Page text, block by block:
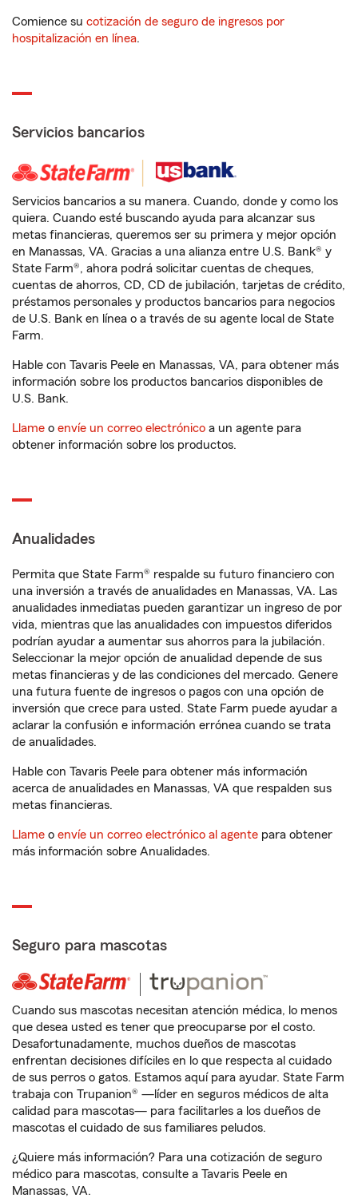
Comience su cotización de seguro de ingresos por
hospitalización en línea.
Servicios bancarios
Servicios bancarios a su manera. Cuando, donde y como los
quiera. Cuando esté buscando ayuda para alcanzar sus
metas financieras, queremos ser su primera y mejor opción
en Manassas, VA. Gracias a una alianza entre U.S. Bank® y
State Farm®, ahora podrá solicitar cuentas de cheques,
cuentas de ahorros, CD, CD de jubilación, tarjetas de crédito,
préstamos personales y productos bancarios para negocios
de U.S. Bank en línea o a través de su agente local de State
Farm.
Hable con Tavaris Peele en Manassas, VA, para obtener más
información sobre los productos bancarios disponibles de
U.S. Bank.
Llame o envíe un correo electrónico a un agente para
obtener información sobre los productos.
Anualidades
Permita que State Farm® respalde su futuro financiero con
una inversión a través de anualidades en Manassas, VA. Las
anualidades inmediatas pueden garantizar un ingreso de por
vida, mientras que las anualidades con impuestos diferidos
podrían ayudar a aumentar sus ahorros para la jubilación.
Seleccionar la mejor opción de anualidad depende de sus
metas financieras y de las condiciones del mercado. Genere
una futura fuente de ingresos o pagos con una opción de
inversión que crece para usted. State Farm puede ayudar a
aclarar la confusión e información errónea cuando se trata
de anualidades.
Hable con Tavaris Peele para obtener más información
acerca de anualidades en Manassas, VA que respalden sus
metas financieras.
Llame o envíe un correo electrónico al agente para obtener
más información sobre Anualidades.
Seguro para mascotas
Cuando sus mascotas necesitan atención médica, lo menos
que desea usted es tener que preocuparse por el costo.
Desafortunadamente, muchos dueños de mascotas
enfrentan decisiones difíciles en lo que respecta al cuidado
de sus perros o gatos. Estamos aquí para ayudar. State Farm
trabaja con Trupanion® —líder en seguros médicos de alta
calidad para mascotas— para facilitarles a los dueños de
mascotas el cuidado de sus familiares peludos.
¿Quiere más información? Para una cotización de seguro
médico para mascotas, consulte a Tavaris Peele en
Manassas, VA.